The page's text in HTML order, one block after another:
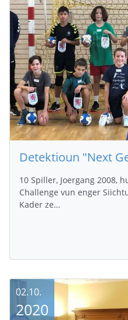
10 Spiller, Joergang 2008,
Challenge vun enger
Kader ze…
02.10.
2020